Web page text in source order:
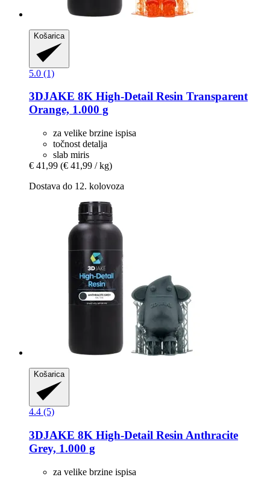
Košarica
5.0 (1)
3DJAKE 8K High-​Detail Resin Transparent
Orange, 1.000 g
za velike brzine ispisa
točnost detalja
slab miris
€ 41,99 (€ 41,99 / kg)
Dostava do 12. kolovoza
Košarica
4.4 (5)
3DJAKE 8K High-​Detail Resin Anthracite
Grey, 1.000 g
za velike brzine ispisa